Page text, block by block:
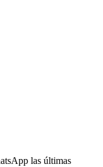
las últimas